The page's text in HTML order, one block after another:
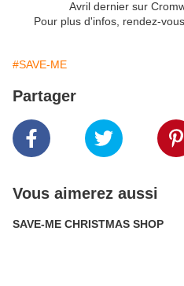
Avril dernier sur
Pour plus d'infos, rendez-
#SAVE-ME
Partager
Vous aimerez aussi
SAVE-ME CHRISTMAS SHOP